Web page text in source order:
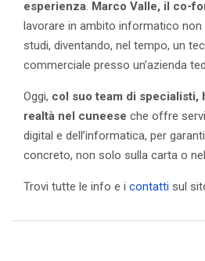
esperienza. Marco Valle, il co-
lavorare in ambito informatico non
studi, diventando, nel tempo, un
commerciale presso un’azienda
Oggi, col suo team di specialisti,
realtà nel cuneese che offre
digital e dell’informatica, per
concreto, non solo sulla carta o
Trovi tutte le info e i contatti sul